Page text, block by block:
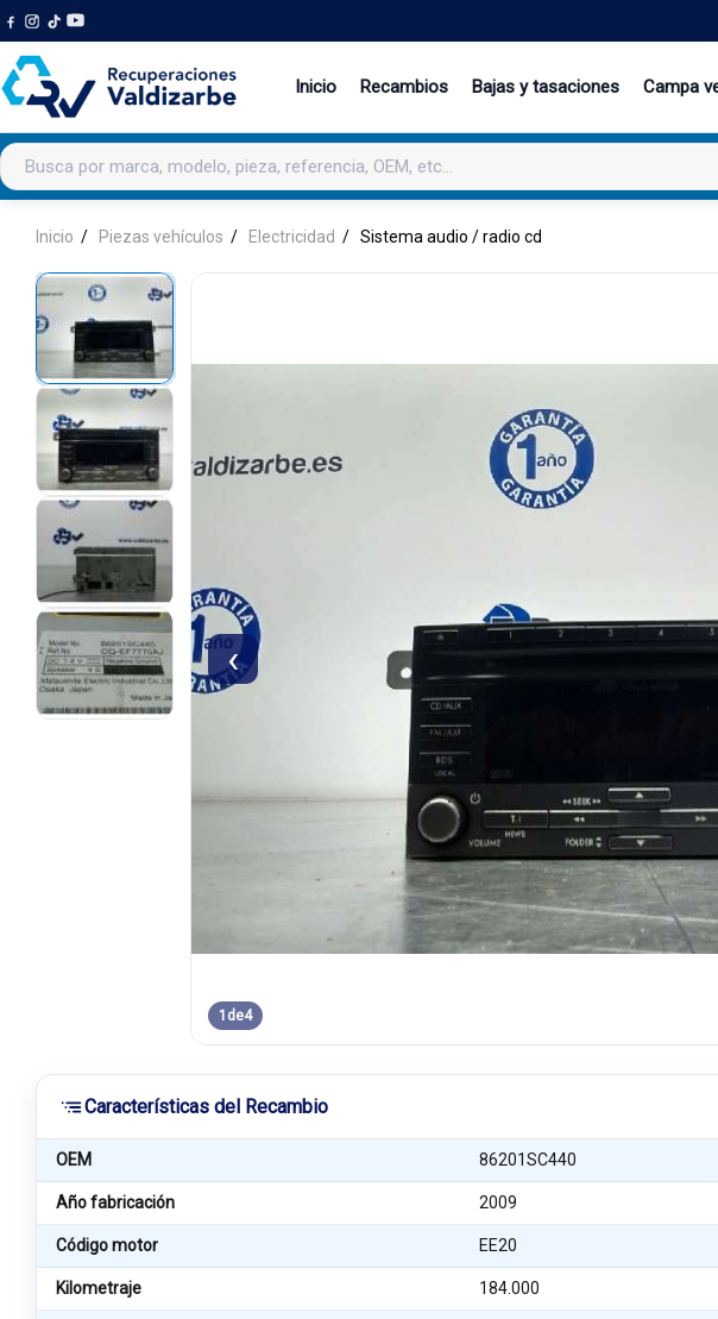
Inicio Recambios Bajas y tasaciones Campa
Buscar productos
Inicio Piezas vehículos Electricidad Sistema audio / radio cd
‹
1 de4
Características del Recambio
OEM 86201SC440
Año fabricación 2009
Código motor EE20
Kilometraje 184.000